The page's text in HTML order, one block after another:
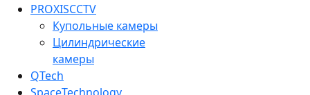
PROXISCCTV
Купольные камеры
Цилиндрические
камеры
QTech